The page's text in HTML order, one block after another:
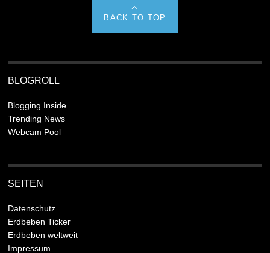
BACK TO TOP
BLOGROLL
Blogging Inside
Trending News
Webcam Pool
SEITEN
Datenschutz
Erdbeben Ticker
Erdbeben weltweit
Impressum